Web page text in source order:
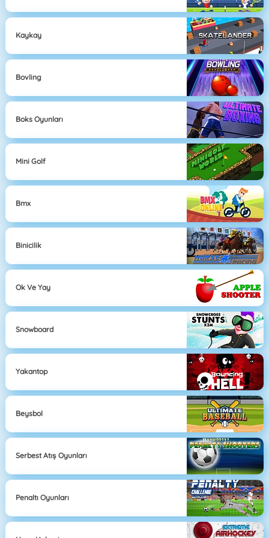
Kaykay
Bovling
Boks Oyunları
Mini Golf
Bmx
Binicilik
Ok Ve Yay
Snowboard
Yakantop
Beysbol
Serbest Atış Oyunları
Penaltı Oyunları